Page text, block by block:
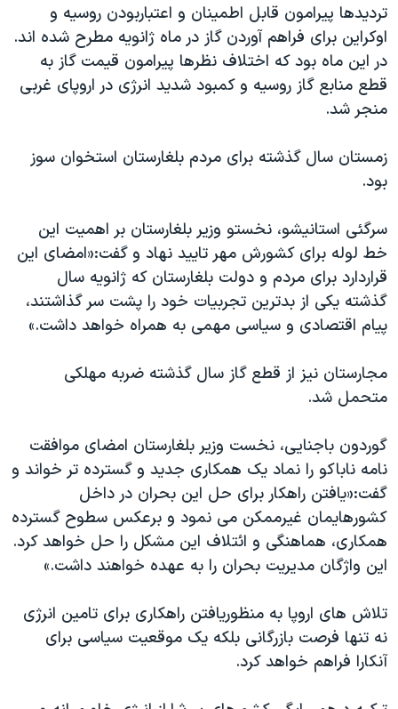
تردیدها پیرامون قابل اطمینان و اعتباربودن روسیه و
اوکراین برای فراهم آوردن گاز در ماه ژانویه مطرح شده اند.
در این ماه بود که اختلاف نظرها پیرامون قیمت گاز به
قطع منابع گاز روسیه و کمبود شدید انرژی در اروپای غربی
منجر شد.
زمستان سال گذشته برای مردم بلغارستان استخوان سوز
بود.
سرگئی استانیشو، نخستو وزیر بلغارستان بر اهمیت این
خط لوله برای کشورش مهر تایید نهاد و گفت:«امضای این
قراردارد برای مردم و دولت بلغارستان که ژانویه سال
گذشته یکی از بدترین تجربیات خود را پشت سر گذاشتند،
پیام اقتصادی و سیاسی مهمی به همراه خواهد داشت.»
مجارستان نیز از قطع گاز سال گذشته ضربه مهلکی
متحمل شد.
گوردون باجنایی، نخست وزیر بلغارستان امضای موافقت
نامه ناباکو را نماد یک همکاری جدید و گسترده تر خواند و
گفت:«یافتن راهکار برای حل این بحران در داخل
کشورهایمان غیرممکن می نمود و برعکس سطوح گسترده
همکاری، هماهنگی و ائتلاف این مشکل را حل خواهد کرد.
این واژگان مدیریت بحران را به عهده خواهند داشت.»
تلاش های اروپا به منظوریافتن راهکاری برای تامین انرژی
نه تنها فرصت بازرگانی بلکه یک موقعیت سیاسی برای
آنکارا فراهم خواهد کرد.